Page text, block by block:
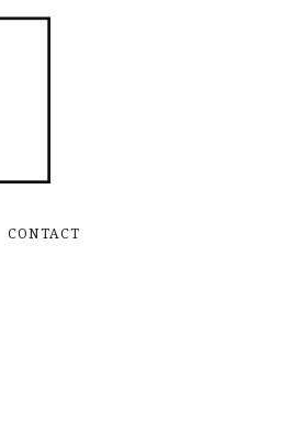
CONTACT